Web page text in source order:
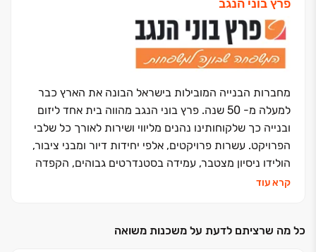
פרץ בוני הנגב
מחברות הבנייה המובילות בישראל הבונה את הארץ כבר
למעלה מ- 50 שנה. פרץ בוני הנגב מהווה בית אחד ליזום
ובנייה כך שלקוחותינו נהנים מליווי ושירות לאורך כל שלבי
הפרויקט. עשרות פרויקטים, אלפי יחידות דיור ומבני ציבור,
הולידו ניסיון מצטבר, עמידה בסטנדרטים גבוהים, הקפדה
ביזום, בתכנון, בבניה ובשירות ללקוחות, שזיכו אותנו בשם
פרץ בוני הנגב
קרא עוד
כל מה שרציתם לדעת על משכנות משואה